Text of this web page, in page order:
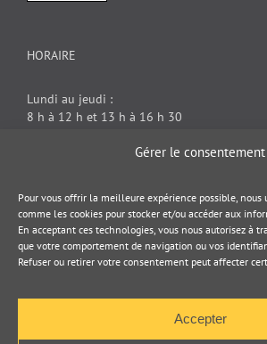
Gérer le consentement
Pour vous offrir la meilleure expérience possible,
comme les cookies pour stocker et/ou accéder aux
En acceptant ces technologies, vous nous autorisez à
que votre comportement de navigation ou vos
Refuser ou retirer votre consentement peut affecter
Accepter
HORAIRE
Lundi au jeudi :
8 h à 12 h et 13 h à 16 h 30
DOCUMENT JURIDIQUE
Politique de cookies